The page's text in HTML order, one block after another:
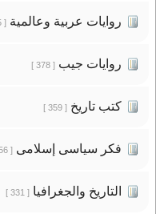
روايات عربية وعالمية[ 395 ]
روايات جيب[ 378 ]
كتب تاريخ[ 359 ]
فكر سياسى إسلامى[ 356 ]
التاريخ والجغرافيا[ 331 ]